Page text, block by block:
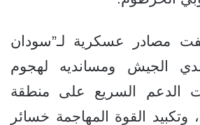
مصادر عسكرية لـ”سودان
الجيش ومسانديه لهجوم
الدعم السريع على منطقة
القوة المهاجمة خسائر